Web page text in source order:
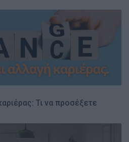
Τι να προσέξετε